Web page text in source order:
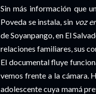
Sin más información que
Poveda se instala, sin voz
de Soyanpango, en El
relaciones familiares, sus
El documental fluye
vemos frente a la cámara.
adolescente cuya mamá